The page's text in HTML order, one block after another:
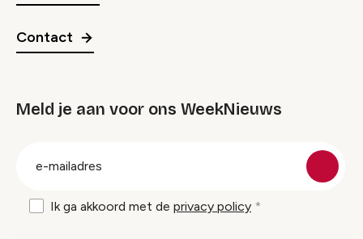
Contact
Meld je aan voor ons WeekNieuws
Ik ga akkoord met de privacy policy